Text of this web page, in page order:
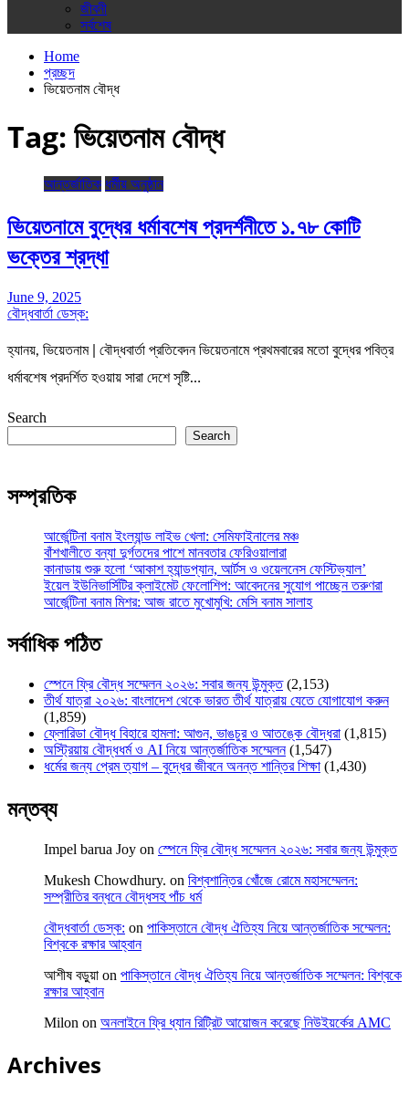
জীবনী
সর্বশেষ
Home
প্রচ্ছদ
ভিয়েতনাম বৌদ্ধ
Tag: ভিয়েতনাম বৌদ্ধ
আন্তর্জাতিক ধর্মীয় অনুষ্ঠান
ভিয়েতনামে বুদ্ধের ধর্মাবশেষ প্রদর্শনীতে ১.৭৮ কোটি
ভক্তের শ্রদ্ধা
June 9, 2025
বৌদ্ধবার্তা ডেস্ক:
হ্যানয়, ভিয়েতনাম | বৌদ্ধবার্তা প্রতিবেদন ভিয়েতনামে প্রথমবারের মতো বুদ্ধের পবিত্র
ধর্মাবশেষ প্রদর্শিত হওয়ায় সারা দেশে সৃষ্টি…
Search
Search
সম্প্রতিক
আর্জেন্টিনা বনাম ইংল্যান্ড লাইভ খেলা: সেমিফাইনালের মঞ্চ
বাঁশখালীতে বন্যা দুর্গতদের পাশে মানবতার ফেরিওয়ালারা
কানাডায় শুরু হলো ‘আকাশ হ্যান্ডপ্যান, আর্টস ও ওয়েলনেস ফেস্টিভ্যাল’
ইয়েল ইউনিভার্সিটির ক্লাইমেট ফেলোশিপ: আবেদনের সুযোগ পাচ্ছেন তরুণরা
আর্জেন্টিনা বনাম মিশর: আজ রাতে মুখোমুখি: মেসি বনাম সালাহ
সর্বাধিক পঠিত
স্পেনে ফ্রি বৌদ্ধ সম্মেলন ২০২৬: সবার জন্য উন্মুক্ত (2,153)
তীর্থ যাত্রা ২০২৬: বাংলাদেশ থেকে ভারত তীর্থ যাত্রায় যেতে যোগাযোগ করুন
(1,859)
ফ্লোরিডা বৌদ্ধ বিহারে হামলা: আগুন, ভাঙচুর ও আতঙ্কে বৌদ্ধরা (1,815)
অস্ট্রিয়ায় বৌদ্ধধর্ম ও AI নিয়ে আন্তর্জাতিক সম্মেলন (1,547)
ধর্মের জন্য প্রেম ত্যাগ – বুদ্ধের জীবনে অনন্ত শান্তির শিক্ষা (1,430)
মন্তব্য
Impel barua Joy on স্পেনে ফ্রি বৌদ্ধ সম্মেলন ২০২৬: সবার জন্য উন্মুক্ত
Mukesh Chowdhury. on বিশ্বশান্তির খোঁজে রোমে মহাসম্মেলন:
সম্প্রীতির বন্ধনে বৌদ্ধসহ পাঁচ ধর্ম
বৌদ্ধবার্তা ডেস্ক: on পাকিস্তানে বৌদ্ধ ঐতিহ্য নিয়ে আন্তর্জাতিক সম্মেলন:
বিশ্বকে রক্ষার আহ্বান
আশীষ বড়ুয়া on পাকিস্তানে বৌদ্ধ ঐতিহ্য নিয়ে আন্তর্জাতিক সম্মেলন: বিশ্বকে
রক্ষার আহ্বান
Milon on অনলাইনে ফ্রি ধ্যান রিট্রিট আয়োজন করেছে নিউইয়র্কের AMC
Archives